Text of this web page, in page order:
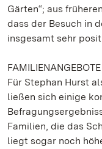
Gärten“; aus
dass der Besuch in
insgesamt sehr
Für Stephan Hurst
ließen sich einige
Familien, die das
liegt sogar noch